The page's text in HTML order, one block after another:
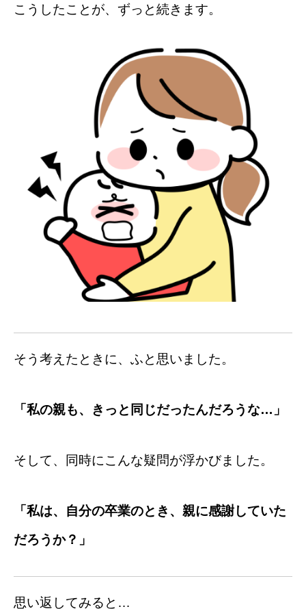
こうしたことが、ずっと続きます。
そう考えたときに、ふと思いました。
「私の親も、きっと同じだったんだろうな…」
そして、同時にこんな疑問が浮かびました。
「私は、自分の卒業のとき、親に感謝していた
だろうか？」
思い返してみると…